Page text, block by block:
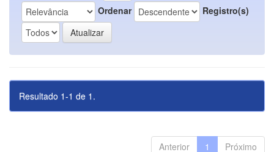
Ordenar
Registro(s)
Resultado 1-1 de 1.
Anterior 1 Próximo